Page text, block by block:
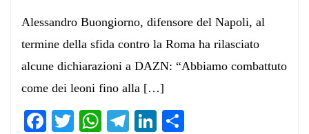
Alessandro Buongiorno, difensore del Napoli, al
termine della sfida contro la Roma ha rilasciato
alcune dichiarazioni a DAZN: “Abbiamo combattuto
come dei leoni fino alla […]
Facebook
TwitterWhatsApp
Telegram
LinkedIn